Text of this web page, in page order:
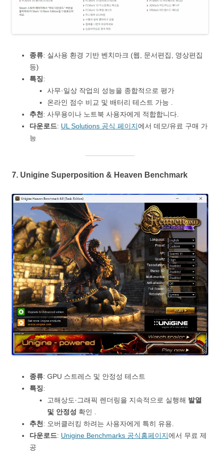
종류: 실사용 환경 기반 벤치마크 (웹, 문서편집, 영상편집
등)
특징:
사무·일상 작업의 성능을 종합적으로 평가
온라인 점수 비교 및 배터리 테스트 가능 .
추천: 사무용이나 노트북 사용자에게 적합합니다.
다운로드: UL Solutions 공식 페이지에서 데모/유료 구매 가
능
7. Unigine Superposition & Heaven Benchmark
종류: GPU 스트레스 및 안정성 테스트
특징:
고해상도·그래픽 렌더링을 지속적으로 실행해 발열
및 안정성 확인 .
추천: 오버클러킹 하려는 사용자에게 특히 유용.
다운로드: Unigine Benchmarks 공식홈페이지에서 무료 제
공